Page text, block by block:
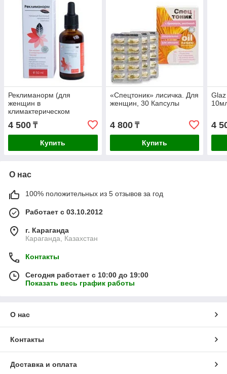
Реклиманорм (для
женщин в
климактерическом
периоде), 50 мл.
4 500 ₸
Купить
«Спецтоник» лисичка. Для
женщин, 30 Капсулы
4 800₸
Купить
4
О нас
100% положительных из 5 отзывов за год
Работает с 03.10.2012
г. Караганда
Караганда, Казахстан
Контакты
Сегодня работает с 10:00 до 19:00
Показать весь график работы
О нас
Контакты
Доставка и оплата